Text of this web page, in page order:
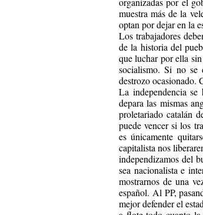
muestra más de la
optan por dejar en la
Los trabajadores
de la historia del
que luchar por ella
socialismo. Si no se
destrozo ocasionado.
La independencia
depara las mismas
proletariado catalán
puede vencer si los
es únicamente
capitalista nos
independizamos del
sea nacionalista e
mostrarnos de una
español. Al PP,
mejor defender el